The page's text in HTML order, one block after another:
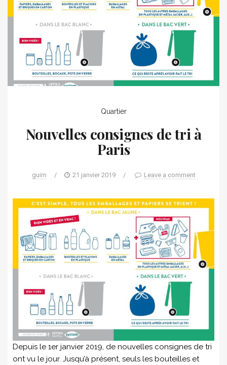
Quartier
Nouvelles consignes de tri à
Paris
guim / 21 janvier 2019 / Leave a comment
Depuis le 1er janvier 2019, de nouvelles consignes de tri
ont vu le jour. Jusqu’à présent, seuls les bouteilles et